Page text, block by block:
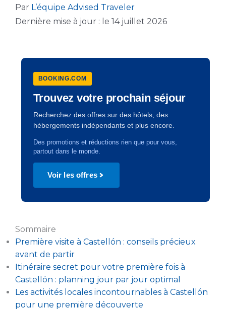
Par L’équipe Advised Traveler
Dernière mise à jour : le 14 juillet 2026
BOOKING.COM
Trouvez votre prochain séjour
Recherchez des offres sur des hôtels, des
hébergements indépendants et plus encore.
Des promotions et réductions rien que pour vous,
partout dans le monde.
Voir les offres
Sommaire
Première visite à Castellón : conseils précieux
avant de partir
Itinéraire secret pour votre première fois à
Castellón : planning jour par jour optimal
Les activités locales incontournables à Castellón
pour une première découverte